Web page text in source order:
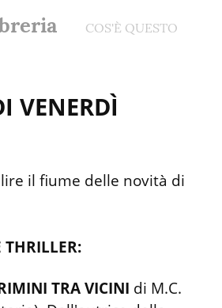
COS'È QUESTO
VENERDÌ
il fiume delle novità di
TRA VICINI di M.C.